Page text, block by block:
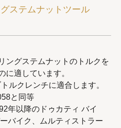
ステムナットツール
ングステムナットのトルクを
に適しています。
ルクレンチに適合します。
と同等
年以降のドゥカティ バイ
バイク、ムルティストラー